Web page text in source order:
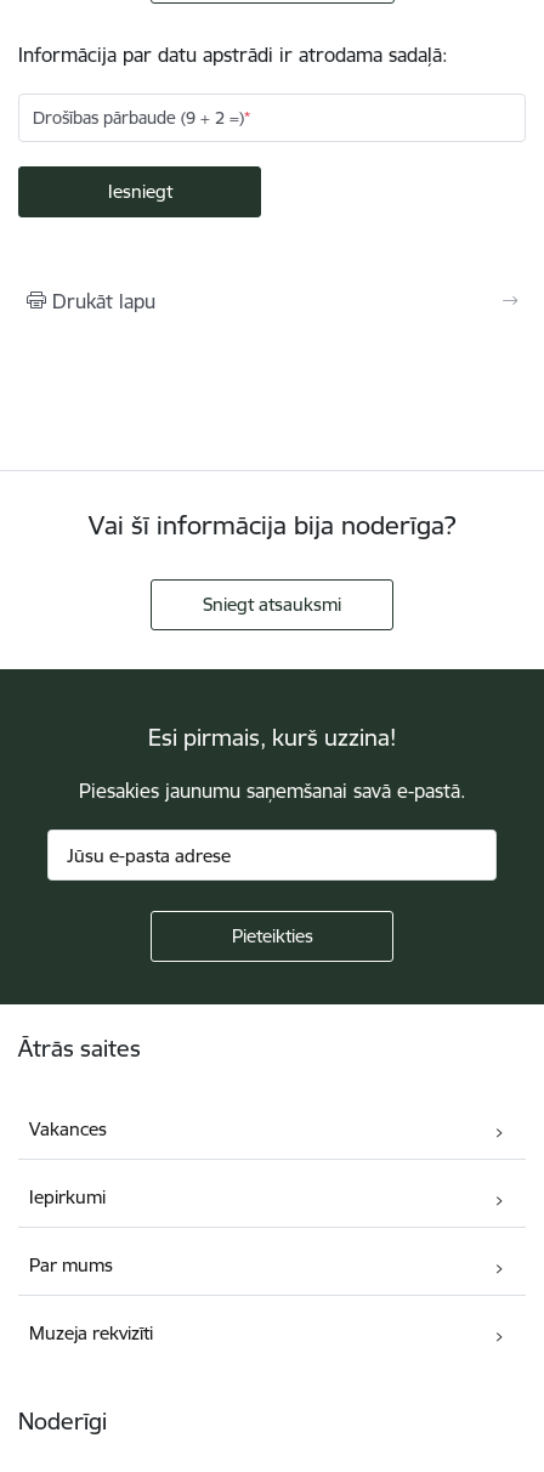
Informācija par datu apstrādi ir atrodama sadaļā:
Drošības pārbaude (9 + 2 =)
Drukāt lapu
Vai šī informācija bija noderīga?
Sniegt atsauksmi
Esi pirmais, kurš uzzina!
Piesakies jaunumu saņemšanai savā e-pastā.
Ātrās saites
Vakances
Iepirkumi
Par mums
Muzeja rekvizīti
Noderīgi